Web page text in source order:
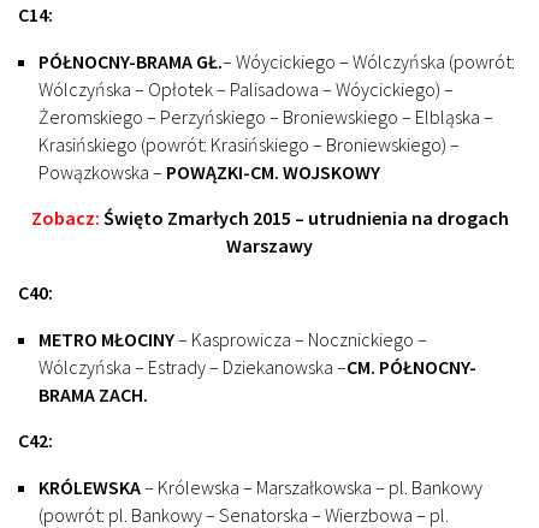
C14:
PÓŁNOCNY-BRAMA GŁ.– Wóycickiego – Wólczyńska (powrót:
Wólczyńska – Opłotek – Palisadowa – Wóycickiego) –
Żeromskiego – Perzyńskiego – Broniewskiego – Elbląska –
Krasińskiego (powrót: Krasińskiego – Broniewskiego) –
Powązkowska – POWĄZKI-CM. WOJSKOWY
Zobacz: Święto Zmarłych 2015 – utrudnienia na drogach
Warszawy
C40:
METRO MŁOCINY– Kasprowicza – Nocznickiego –
Wólczyńska – Estrady – Dziekanowska –CM. PÓŁNOCNY-
BRAMA ZACH.
C42:
KRÓLEWSKA– Królewska – Marszałkowska – pl. Bankowy
(powrót: pl. Bankowy – Senatorska – Wierzbowa – pl.